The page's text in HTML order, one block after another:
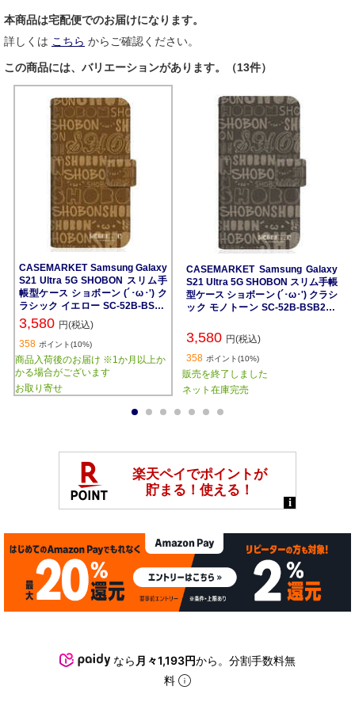
本商品は宅配便でのお届けになります。
詳しくは こちら からご確認ください。
この商品には、バリエーションがあります。（13件）
CASEMARKET Samsung Galaxy
S21 Ultra 5G SHOBON スリム手
帳型ケース ショボーン (´･ω･') ク
ラシック イエロー SC-52B-BSB2
S2606-78
3,580 円(税込)
358 ポイント(10%)
商品入荷後のお届け ※1か月以上か
かる場合がございます
お取り寄せ
CASEMARKET Samsung Galaxy
S21 Ultra 5G SHOBON スリム手帳
型ケース ショボーン (´･ω･') クラシ
ック モノトーン SC-52B-BSB2S2
3,580 円(税込)
358 ポイント(10%)
販売を終了しました
ネット在庫完売
なら 月々1,193円から。分割手数料無
料